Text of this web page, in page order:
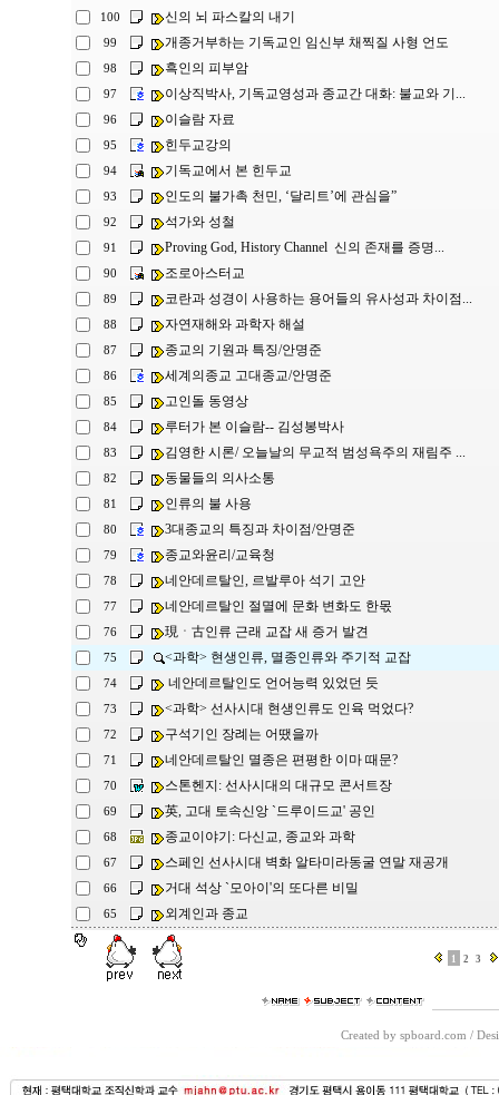
100 신의 뇌 파스칼의 내기
99 개종거부하는 기독교인 임신부 채찍질 사형 언도
98 흑인의 피부암
97 이상직박사, 기독교영성과 종교간 대화: 불교와 기...
96 이슬람 자료
95 힌두교강의
94 기독교에서 본 힌두교
93 인도의 불가촉 천민, ‘달리트’에 관심을”
92 석가와 성철
91 Proving God, History Channel 신의 존재를 증명...
90 조로아스터교
89 코란과 성경이 사용하는 용어들의 유사성과 차이점...
88 자연재해와 과학자 해설
87 종교의 기원과 특징/안명준
86 세계의종교 고대종교/안명준
85 고인돌 동영상
84 루터가 본 이슬람-- 김성봉박사
83 김영한 시론/ 오늘날의 무교적 범성욕주의 재림주 ...
82 동물들의 의사소통
81 인류의 불 사용
80 3대종교의 특징과 차이점/안명준
79 종교와윤리/교육청
78 네안데르탈인, 르발루아 석기 고안
77 네안데르탈인 절멸에 문화 변화도 한몫
76 現ㆍ古인류 근래 교잡 새 증거 발견
75 <과학> 현생인류, 멸종인류와 주기적 교잡
74 네안데르탈인도 언어능력 있었던 듯
73 <과학> 선사시대 현생인류도 인육 먹었다?
72 구석기인 장례는 어땠을까
71 네안데르탈인 멸종은 편평한 이마 때문?
70 스톤헨지: 선사시대의 대규모 콘서트장
69 英, 고대 토속신앙 `드루이드교' 공인
68 종교이야기: 다신교, 종교와 과학
67 스페인 선사시대 벽화 알타미라동굴 연말 재공개
66 거대 석상 `모아이'의 또다른 비밀
65 외계인과 종교
1 2 3
Created by spboard.com /